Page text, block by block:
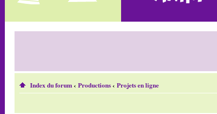
Index du forum‹ Productions‹ Projets en ligne